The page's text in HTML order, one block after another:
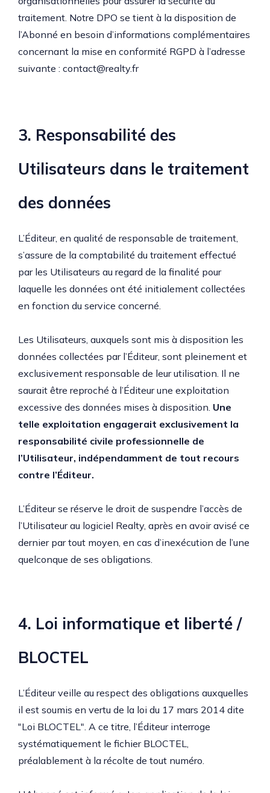
traitement. Notre DPO se tient à la disposition de
l’Abonné en besoin d’informations complémentaires
concernant la mise en conformité RGPD à l’adresse
suivante : contact@realty.fr
3. Responsabilité des
Utilisateurs dans le traitement
des données
L’Éditeur, en qualité de responsable de traitement,
s’assure de la comptabilité du traitement effectué
par les Utilisateurs au regard de la finalité pour
laquelle les données ont été initialement collectées
en fonction du service concerné.
Les Utilisateurs, auxquels sont mis à disposition les
données collectées par l’Éditeur, sont pleinement et
exclusivement responsable de leur utilisation. Il ne
saurait être reproché à l’Éditeur une exploitation
excessive des données mises à disposition. Une
telle exploitation engagerait exclusivement la
responsabilité civile professionnelle de
l’Utilisateur, indépendamment de tout recours
contre l’Éditeur.
L’Éditeur se réserve le droit de suspendre l’accès de
l’Utilisateur au logiciel Realty, après en avoir avisé ce
dernier par tout moyen, en cas d’inexécution de l’une
quelconque de ses obligations.
4. Loi informatique et liberté /
BLOCTEL
L’Éditeur veille au respect des obligations auxquelles
il est soumis en vertu de la loi du 17 mars 2014 dite
"Loi BLOCTEL". A ce titre, l’Éditeur interroge
systématiquement le fichier BLOCTEL,
préalablement à la récolte de tout numéro.